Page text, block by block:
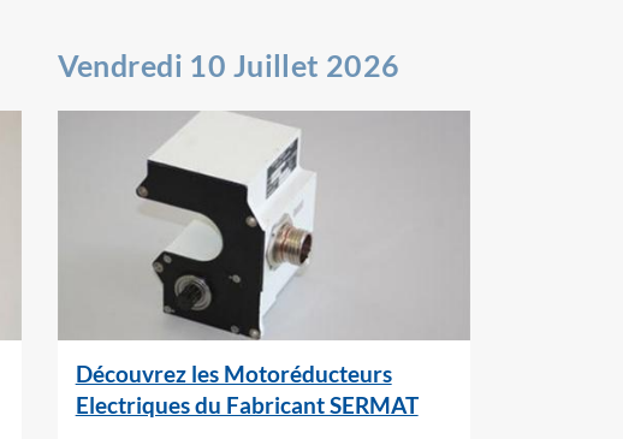
Vendredi 10 Juillet 2026
Découvrez les Motoréducteurs
Electriques du Fabricant SERMAT